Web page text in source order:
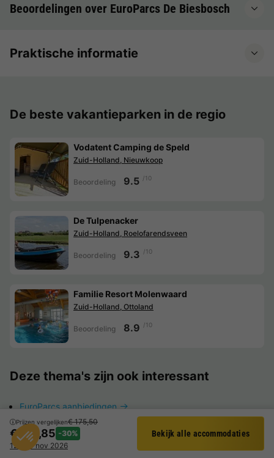
Filter
Prijzen vergelijken€ 175,50
-30%
€ 122,85
12 - 13 nov 2026
Bekijk alle accommodaties
Beoordelingen over EuroParcs De Biesbosch
Praktische informatie
De beste vakantieparken in de regio
Vodatent Camping de Speld
Zuid-Holland, Nieuwkoop
Beoordeling 9.5 /10
De Tulpenacker
Zuid-Holland, Roelofarendsveen
Beoordeling 9.3 /10
Familie Resort Molenwaard
Zuid-Holland, Ottoland
Beoordeling 8.9 /10
Deze thema's zijn ook interessant
EuroParcs aanbiedingen
Last minute vakantiepark
Vakantiepark aanbiedingen